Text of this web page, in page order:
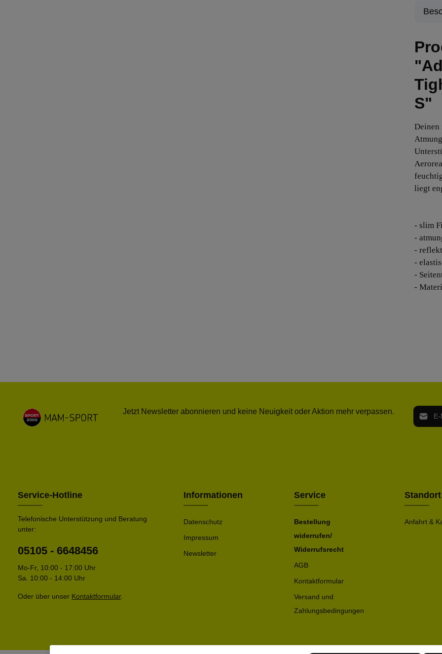
S"
liegt
- slim
-
-
-
-
-
Jetzt Newsletter abonnieren und keine Neuigkeit oder Aktion mehr verpassen. E-Mail-
Service-Hotline
Telefonische Unterstützung und Beratung
unter:
05105 - 6648456
Mo-Fr, 10:00 - 17:00 Uhr
Sa. 10:00 - 14:00 Uhr
Oder über unser Kontaktformular.
Informationen
Datenschutz
Impressum
Newsletter
Service
Bestellung
widerrufen/
Widerrufsrecht
AGB
Kontaktformular
Versand und
Zahlungsbedingungen
Standort
Anfahrt &